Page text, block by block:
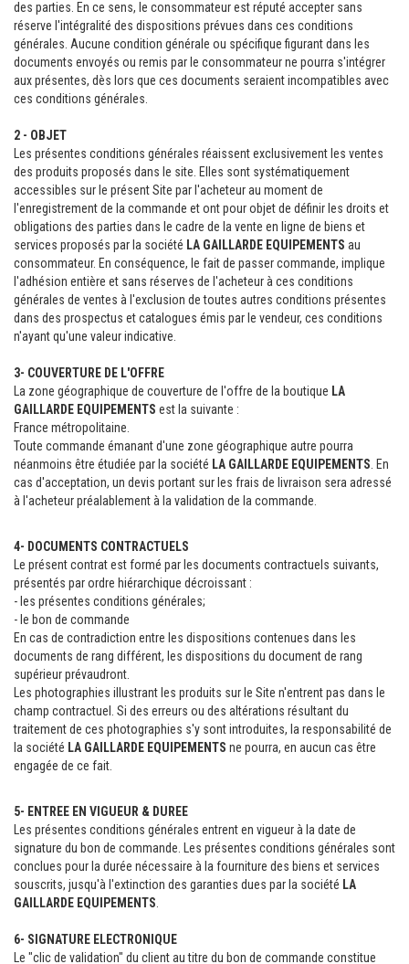
des parties. En ce sens, le consommateur est réputé accepter sans
réserve l'intégralité des dispositions prévues dans ces conditions
générales. Aucune condition générale ou spécifique figurant dans les
documents envoyés ou remis par le consommateur ne pourra s'intégrer
aux présentes, dès lors que ces documents seraient incompatibles avec
ces conditions générales.
2 - OBJET
Les présentes conditions générales réaissent exclusivement les ventes
des produits proposés dans le site. Elles sont systématiquement
accessibles sur le présent Site par l'acheteur au moment de
l'enregistrement de la commande et ont pour objet de définir les droits et
obligations des parties dans le cadre de la vente en ligne de biens et
services proposés par la société LA GAILLARDE EQUIPEMENTS au
consommateur. En conséquence, le fait de passer commande, implique
l'adhésion entière et sans réserves de l'acheteur à ces conditions
générales de ventes à l'exclusion de toutes autres conditions présentes
dans des prospectus et catalogues émis par le vendeur, ces conditions
n'ayant qu'une valeur indicative.
3- COUVERTURE DE L'OFFRE
La zone géographique de couverture de l'offre de la boutique LA
GAILLARDE EQUIPEMENTS est la suivante :
France métropolitaine.
Toute commande émanant d'une zone géographique autre pourra
néanmoins être étudiée par la société LA GAILLARDE EQUIPEMENTS . En
cas d'acceptation, un devis portant sur les frais de livraison sera adressé
à l'acheteur préalablement à la validation de la commande.
4- DOCUMENTS CONTRACTUELS
Le présent contrat est formé par les documents contractuels suivants,
présentés par ordre hiérarchique décroissant :
- les présentes conditions générales;
- le bon de commande
En cas de contradiction entre les dispositions contenues dans les
documents de rang différent, les dispositions du document de rang
supérieur prévaudront.
Les photographies illustrant les produits sur le Site n'entrent pas dans le
champ contractuel. Si des erreurs ou des altérations résultant du
traitement de ces photographies s'y sont introduites, la responsabilité de
la société LA GAILLARDE EQUIPEMENTS ne pourra, en aucun cas être
engagée de ce fait.
5- ENTREE EN VIGUEUR & DUREE
Les présentes conditions générales entrent en vigueur à la date de
signature du bon de commande. Les présentes conditions générales sont
conclues pour la durée nécessaire à la fourniture des biens et services
souscrits, jusqu'à l'extinction des garanties dues par la société LA
GAILLARDE EQUIPEMENTS
6- SIGNATURE ELECTRONIQUE
Le "clic de validation" du client au titre du bon de commande constitue